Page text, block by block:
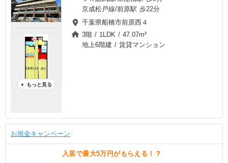
▼ もっと見る
京成松戸線/前原駅 歩22分
千葉県船橋市前原西４
3階 / 1LDK / 47.07m²
地上6階建 / 賃貸マンション
お祝金キャンペーン
入居で最大5万円がもらえる！？